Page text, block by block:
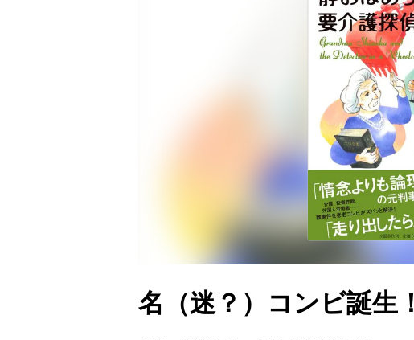
名（迷？）コンビ誕生！